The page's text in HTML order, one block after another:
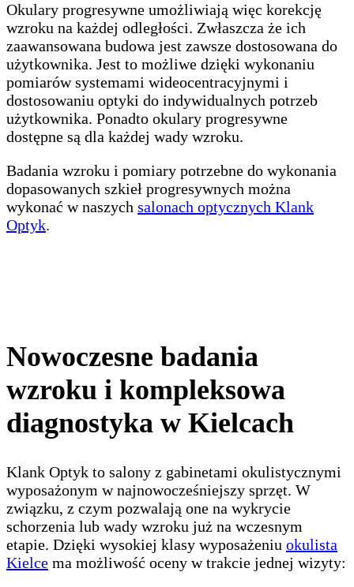
Okulary progresywne umożliwiają więc korekcję
wzroku na każdej odległości. Zwłaszcza że ich
zaawansowana budowa jest zawsze dostosowana do
użytkownika. Jest to możliwe dzięki wykonaniu
pomiarów systemami wideocentracyjnymi i
dostosowaniu optyki do indywidualnych potrzeb
użytkownika. Ponadto okulary progresywne
dostępne są dla każdej wady wzroku.
Badania wzroku i pomiary potrzebne do wykonania
dopasowanych szkieł progresywnych można
wykonać w naszych salonach optycznych Klank
Optyk.
Nowoczesne badania
wzroku i kompleksowa
diagnostyka w Kielcach
Klank Optyk to salony z gabinetami okulistycznymi
wyposażonym w najnowocześniejszy sprzęt. W
związku, z czym pozwalają one na wykrycie
schorzenia lub wady wzroku już na wczesnym
etapie. Dzięki wysokiej klasy wyposażeniu okulista
Kielce ma możliwość oceny w trakcie jednej wizyty: